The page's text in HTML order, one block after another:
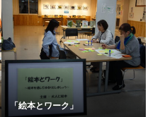
「絵本とワーク」